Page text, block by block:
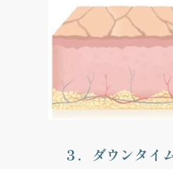
３．ダウンタイ